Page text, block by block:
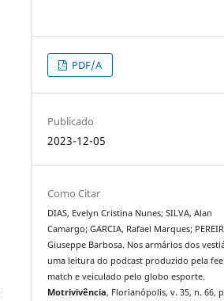
PDF/A
Publicado
2023-12-05
Como Citar
DIAS, Evelyn Cristina Nunes; SILVA, Alan
Camargo; GARCIA, Rafael Marques;
Giuseppe Barbosa. Nos armários dos
uma leitura do podcast produzido pela
match e veiculado pelo globo esporte.
Motrivivência, Florianópolis, v. 35, n. 66,